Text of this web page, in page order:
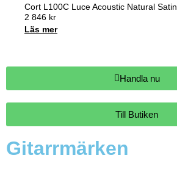
Cort L100C Luce Acoustic Natural Satin
2 846 kr
Läs mer
Handla nu
Till Butiken
Gitarrmärken